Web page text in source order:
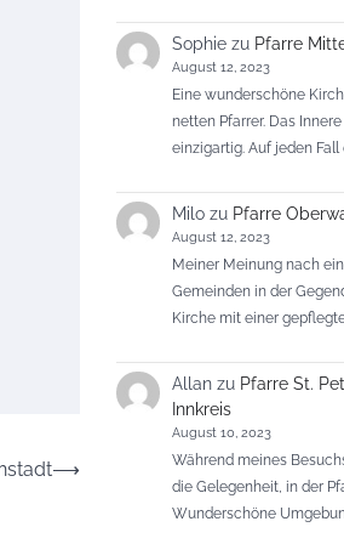
⟶
Sophie zu Pfarre
August 12, 2023
Eine wunderschöne
netten Pfarrer. Das
einzigartig. Auf jeden Fall
Milo zu Pfarre
August 12, 2023
Meiner Meinung nach
Gemeinden in der
Kirche mit einer
Allan zu Pfarre St.
Innkreis
August 10, 2023
Während meines
die Gelegenheit, in der
Wunderschöne